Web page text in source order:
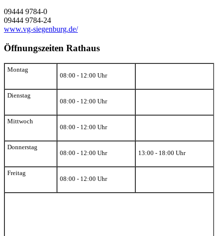
09444 9784-0
09444 9784-24
www.vg-siegenburg.de/
Öffnungszeiten Rathaus
Montag
08:00 - 12:00 Uhr
Dienstag
08:00 - 12:00 Uhr
Mittwoch
08:00 - 12:00 Uhr
Donnerstag
08:00 - 12:00 Uhr
13:00 - 18:00 Uhr
Freitag
08:00 - 12:00 Uhr